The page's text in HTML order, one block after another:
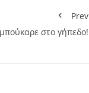
Prev
στο γήπεδο!